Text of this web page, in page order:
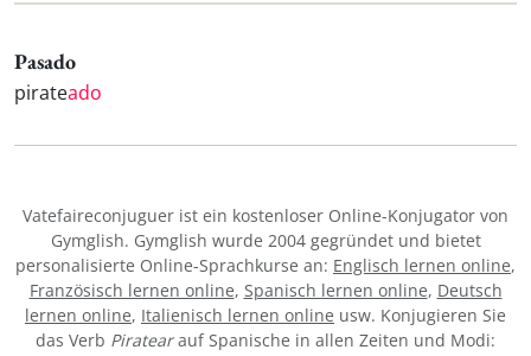
Pasado
pirateado
Vatefaireconjuguer ist ein kostenloser Online-Konjugator von
Gymglish. Gymglish wurde 2004 gegründet und bietet
personalisierte Online-Sprachkurse an: Englisch lernen online,
Französisch lernen online, Spanisch lernen online, Deutsch
lernen online, Italienisch lernen online usw. Konjugieren Sie
das Verb Piratearauf Spanische in allen Zeiten und Modi: